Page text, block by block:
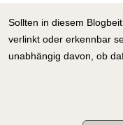
Sollten in diesem
verlinkt oder erkennbar
unabhängig davon, ob